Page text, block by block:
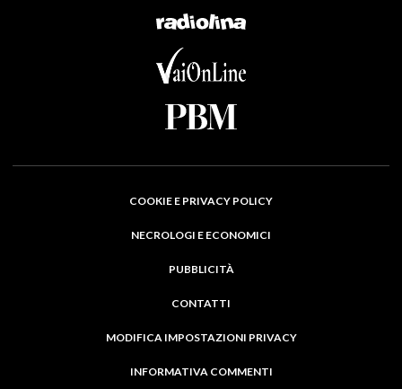
COOKIE E PRIVACY POLICY
NECROLOGI E ECONOMICI
PUBBLICITÀ
CONTATTI
MODIFICA IMPOSTAZIONI PRIVACY
INFORMATIVA COMMENTI